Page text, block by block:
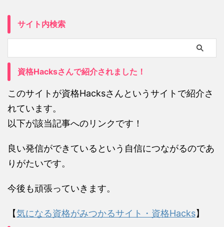
サイト内検索
資格Hacksさんで紹介されました！
このサイトが資格Hacksさんというサイトで紹介さ
れています。
以下が該当記事へのリンクです！
良い発信ができているという自信につながるのであ
りがたいです。
今後も頑張っていきます。
【気になる資格がみつかるサイト・資格Hacks】